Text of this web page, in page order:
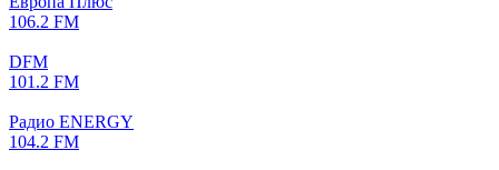
106.2 FM
DFM
101.2 FM
Радио ENERGY
104.2 FM